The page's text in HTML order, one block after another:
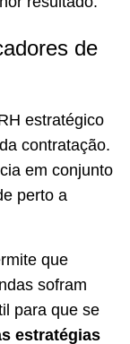
de
estratégico
contratação.
em conjunto
perto a
que
sofram
para que se
estratégias